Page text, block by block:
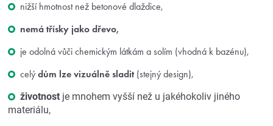
nižší hmotnost než betonové dlaždice,
nemá třísky jako dřevo,
je odolná vůči chemickým látkám a solím (vhodná k bazénu),
celý dům lze vizuálně sladit(stejný design),
životnost je mnohem vyšší než u jakéhokoliv jiného
materiálu,